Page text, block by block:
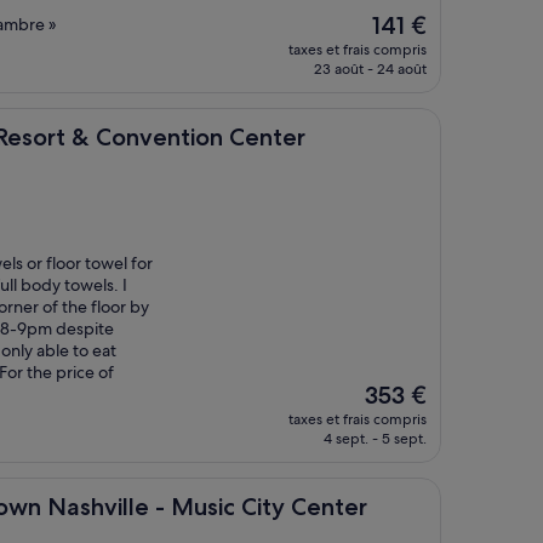
»
Le
nouveau
prix
141 €
taxes et frais compris
23 août - 24 août
& Convention Center
Center
or floor towel for
body towels. I
of the floor by
8-9pm despite
able to eat
the price of
Le
nouveau
prix
353 €
353 €
taxes et frais compris
4 sept. - 5 sept.
Nashville - Music City Center
- Music City Center